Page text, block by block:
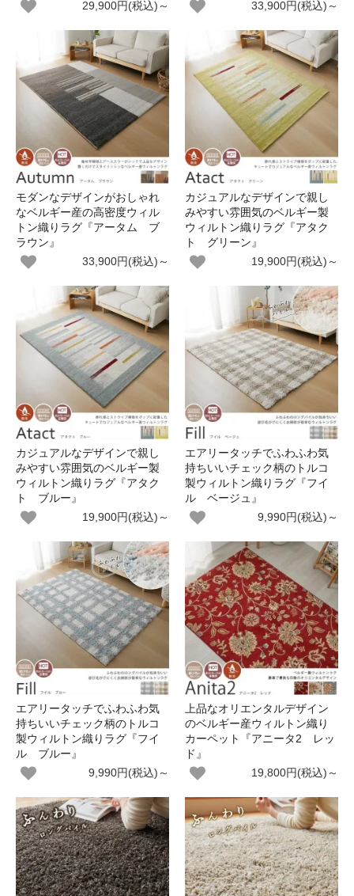
29,900円(税込)～ 33,900円(税込)～
モダンなデザインがおしゃれ
なベルギー産の高密度ウィル
トン織りラグ『アータム ブ
ラウン』
33,900円(税込)～
カジュアルなデザインで親し
みやすい雰囲気のベルギー製
ウィルトン織りラグ『アタク
ト グリーン』
19,900円(税込)～
カジュアルなデザインで親し
みやすい雰囲気のベルギー製
ウィルトン織りラグ『アタク
ト ブルー』
19,900円(税込)～
エアリータッチでふわふわ気
持ちいいチェック柄のトルコ
製ウィルトン織りラグ『フイ
ル ベージュ』
9,990円(税込)～
エアリータッチでふわふわ気
持ちいいチェック柄のトルコ
製ウィルトン織りラグ『フイ
ル ブルー』
9,990円(税込)～
上品なオリエンタルデザイン
のベルギー産ウィルトン織り
カーペット『アニータ2 レッ
ド』
19,800円(税込)～